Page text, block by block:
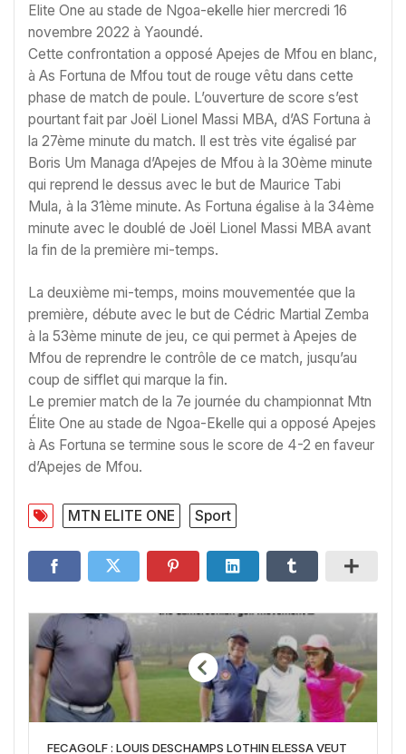
Elite One au stade de Ngoa-ekelle hier mercredi 16
novembre 2022 à Yaoundé.
Cette confrontation a opposé Apejes de Mfou en blanc,
à As Fortuna de Mfou tout de rouge vêtu dans cette
phase de match de poule. L’ouverture de score s’est
pourtant fait par Joël Lionel Massi MBA, d’AS Fortuna à
la 27ème minute du match. Il est très vite égalisé par
Boris Um Managa d’Apejes de Mfou à la 30ème minute
qui reprend le dessus avec le but de Maurice Tabi
Mula, à la 31ème minute. As Fortuna égalise à la 34ème
minute avec le doublé de Joël Lionel Massi MBA avant
la fin de la première mi-temps.
La deuxième mi-temps, moins mouvementée que la
première, débute avec le but de Cédric Martial Zemba
à la 53ème minute de jeu, ce qui permet à Apejes de
Mfou de reprendre le contrôle de ce match, jusqu’au
coup de sifflet qui marque la fin.
Le premier match de la 7e journée du championnat Mtn
Élite One au stade de Ngoa-Ekelle qui a opposé Apejes
à As Fortuna se termine sous le score de 4-2 en faveur
d’Apejes de Mfou.
MTN ELITE ONE Sport
FECAGOLF : LOUIS DESCHAMPS LOTHIN ELESSA VEUT